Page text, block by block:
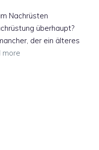
Nachrüsten
überhaupt?
der ein älteres
more